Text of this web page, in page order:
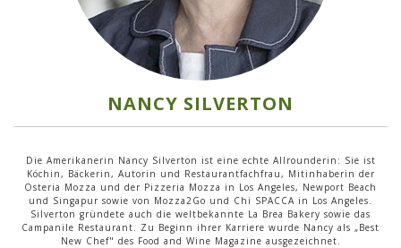
NANCY SILVERTON
Die Amerikanerin Nancy Silverton ist eine echte Allrounderin: Sie ist
Köchin, Bäckerin, Autorin und Restaurantfachfrau, Mitinhaberin der
Osteria Mozza und der Pizzeria Mozza in Los Angeles, Newport Beach
und Singapur sowie von Mozza2Go und Chi SPACCA in Los Angeles.
Silverton gründete auch die weltbekannte La Brea Bakery sowie das
Campanile Restaurant. Zu Beginn ihrer Karriere wurde Nancy als „Best
New Chef" des Food and Wine Magazine ausgezeichnet.